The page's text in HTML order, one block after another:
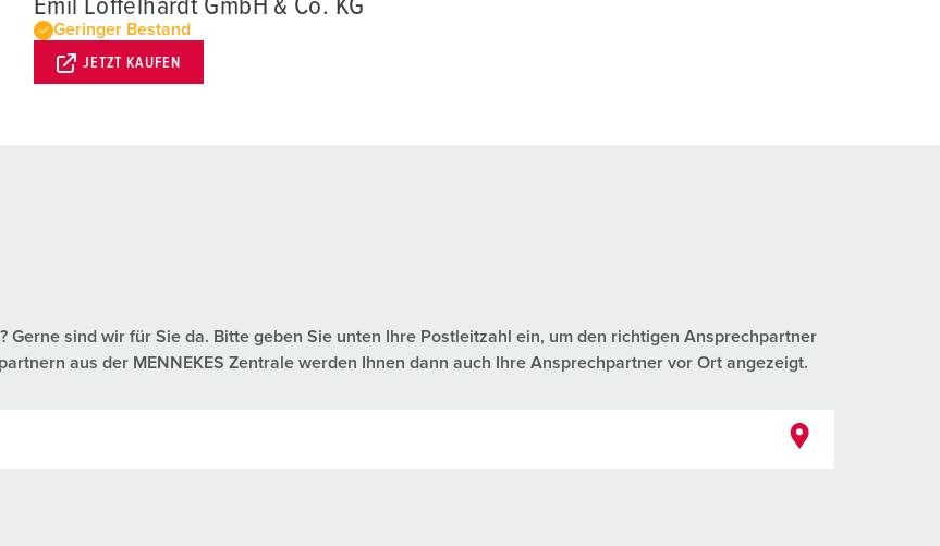
Emil Löffelhardt GmbH & Co. KG
Geringer Bestand
JETZT KAUFEN
Gerne sind wir für Sie da. Bitte geben Sie unten Ihre Postleitzahl ein, um den richtigen Ansprechpartner
aus der MENNEKES Zentrale werden Ihnen dann auch Ihre Ansprechpartner vor Ort angezeigt.